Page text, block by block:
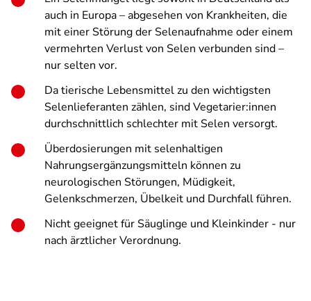
auch in Europa – abgesehen von Krankheiten, die
mit einer Störung der Selenaufnahme oder einem
vermehrten Verlust von Selen verbunden sind –
nur selten vor.
Da tierische Lebensmittel zu den wichtigsten
Selenlieferanten zählen, sind Vegetarier:innen
durchschnittlich schlechter mit Selen versorgt.
Überdosierungen mit selenhaltigen
Nahrungsergänzungsmitteln können zu
neurologischen Störungen, Müdigkeit,
Gelenkschmerzen, Übelkeit und Durchfall führen.
Nicht geeignet für Säuglinge und Kleinkinder - nur
nach ärztlicher Verordnung.